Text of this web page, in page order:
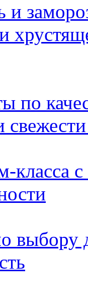
и
по
класса
выбору